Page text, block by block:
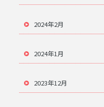
2024年2月
2024年1月
2023年12月